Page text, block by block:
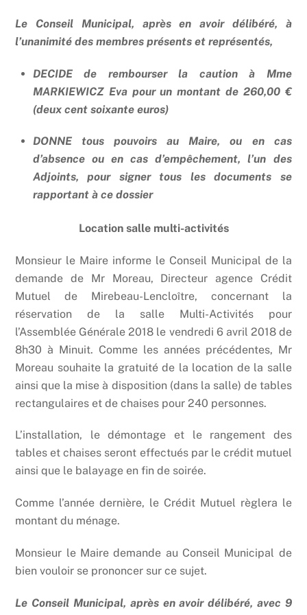
Le Conseil Municipal, après en avoir délibéré, à
l’unanimité des membres présents et représentés,
DECIDE de rembourser la caution à Mme
MARKIEWICZ Eva pour un montant de 260,00 €
(deux cent soixante euros)
DONNE tous pouvoirs au Maire, ou en cas
d’absence ou en cas d’empêchement, l’un des
Adjoints, pour signer tous les documents se
rapportant à ce dossier
Location salle multi-activités
Monsieur le Maire informe le Conseil Municipal de la
demande de Mr Moreau, Directeur agence Crédit
Mutuel de Mirebeau-Lencloître, concernant la
réservation de la salle Multi-Activités pour
l’Assemblée Générale 2018 le vendredi 6 avril 2018 de
8h30 à Minuit. Comme les années précédentes, Mr
Moreau souhaite la gratuité de la location de la salle
ainsi que la mise à disposition (dans la salle) de tables
rectangulaires et de chaises pour 240 personnes.
L’installation, le démontage et le rangement des
tables et chaises seront effectués par le crédit mutuel
ainsi que le balayage en fin de soirée.
Comme l’année dernière, le Crédit Mutuel règlera le
montant du ménage.
Monsieur le Maire demande au Conseil Municipal de
bien vouloir se prononcer sur ce sujet.
Le Conseil Municipal, après en avoir délibéré, avec 9